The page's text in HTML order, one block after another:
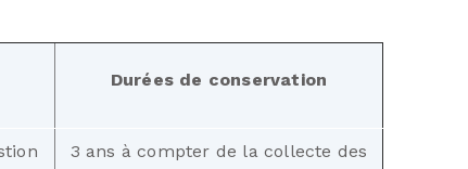
Durées de conservation
3 ans à compter de la collecte des